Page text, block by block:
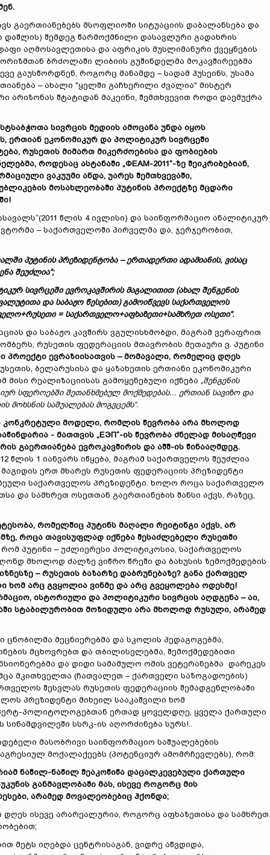
გაერთიანებებს მსოფლიოში სიტუაციის დაბალანსება და
დაშლის) შემდეგ წარმოქმნილი დასავლური გადახრის
აღმოსავლეთისა და აფრიკის მუსლიმანური ქვეყნების
ბრძოლაში ლიბიის გუშინდელმა მოკავშირეებმა
გაუსწორდნენ, როგორც მანამდე – სადამ ჰუსეინს, უსამა
– ახალი "ყელში გაჩხერილი ძვალია" მისტერ
შტატიდან მაკეინი, შემთხვევით როდი დაემუქრა
სივრცის მედიის ამოცანა უნდა იყოს
ერთიან ეკონომიკურ და პოლიტიკურ სივრცეში
რუსეთის მიმართ მიკერძოებისა და ფობიების
როდესაც ასტანაში „ФЕАМ-2011“-ზე შეიკრიბებიან,
ვაკუუმი ანდა, უარეს შემთხვევაში,
მოსახლეობაში პუტინის პროექტზე მცდარი
წლის 4 ივლისი) და საინფორმაციო ანალიტიკურ
– საქართველოში პირველმა და, ჯერჯერობით,
პუტინის პრეზიდენტობა –ერთადერთი ადამიანის, ვისაც
შეუძლია“;
სივრცეში ევროკავშირის მაგალითით (ახალ შენგენის
და საბაჟო წესებით) გამოიწვევს საქართველოს
= საქართველო+აფხაზეთი+სამხრეთ ოსეთი“.
და საბაჟო კავშირს ვგულისხმობდი, მაგრამ ვერაფრით
რუსეთის ფედერაციის მთავრობის მეთაური ვ. პუტინი
პროექტი ევრაზიისათვის –მომავალი, რომელიც დღეს
ბელარუსისა და ყაზახეთის ერთიანი ეკონომიკური
მისი რეალიზაციისას გამოყენებული იქნება „შენგენის
სფეროებში შეთანხმებულ მოქმედებას... ერთიან სავიზო და
მოხსნის საშუალებას მოგვცემს“.
კონკრეტული მოდელი, რომლის წევრობა არა მხოლოდ
- მათთვის „ЕЭП“-ის წევრობა ძნელად მისაღწევი
გაერთიანება ევროკავშირის და აშშ-ის წინააღმდეგ.
წლის 1 იანვარს იწყება, მაგრამ საქართველოს შეუძლია
ერთ მხარეს რუსეთის ფედერაციის პრეზიდენტი
საქართველოს პრეზიდენტი. ხოლო როცა საქართველო
და სამხრეთ ოსეთთან გაერთიანების შანსი აქვს, რაზეც,
რომელშიც პუტინს მაღალი რეიტინგი აქვს, არ
როცა თავისუფლად იქნება შესაძლებელი რუსეთში
რომ პუტინი – უძლიერესი პოლიტიკოსია, საქართველოს
მხოლოდ ძალზე ვიწრო წრეში და ბახუსის ზემოქმედების
–რუსეთის ბაზარზე დაბრუნებაზე? განა ქართველ
ხომ არც გვყოლია ვინმე და არც გვეყოლება ოდესმე!
ისტორიული და პოლიტიკური სივრცის აღდგენა –აი,
სტაბილურობით მოზიდული არა მხოლოდ რუსული, არამედ
ცნობილმა მეცნიერებმა და სკოლის პედაგოგებმა,
მცხოვრებთ და თბილისელებმა, შემოქმედებითი
და დიდი სამამულო ომის ვეტერანებმა დარეკეს
მკითხველთა (ჩათვალეთ – ქართველი საზოგადოების)
შესვლას რუსეთის ფედერაციის შემადგენლობაში
პრეზიდენტი მიხეილ სააკაშვილი ხომ
პოლიტოლოგებთან ერთად ყოველდღე, ყველა ქართული
სსრკ-ის აღორძინება სურს!..
მასობრივი საინფორმაციო საშუალებების
მოქალაქეებს (პოტენციურ ამომრჩევლებს), რომ:
ნაწილ-ნაწილ შეაკოწიწა დაცალკევებული ქართული
განმავლობაში მას, ისევე როგორც მის
არამედ მოვალეობებიც ჰქონდა;
ისევე არარეალურია, როგორც აფხაზეთისა და სამხრეთ
მეტს იღებდა ცენტრისაგან, ვიდრე აწვდიდა,